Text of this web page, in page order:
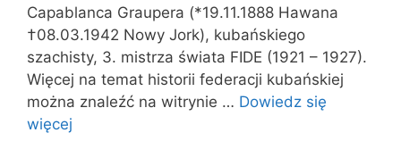
Capablanca Graupera (*19.11.1888 Hawana
†08.03.1942 Nowy Jork), kubańskiego
szachisty, 3. mistrza świata FIDE (1921 – 1927).
Więcej na temat historii federacji kubańskiej
można znaleźć na witrynie … Dowiedz się
więcej